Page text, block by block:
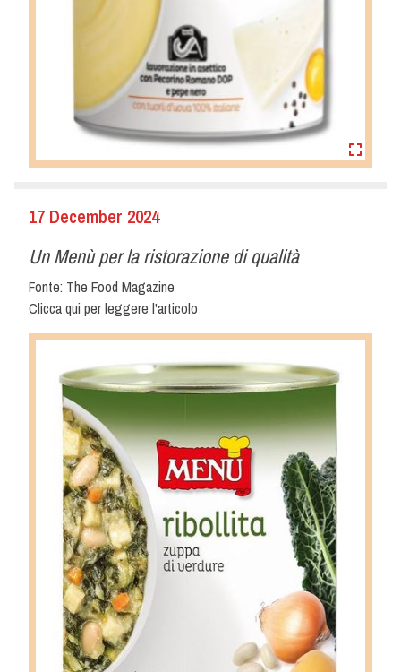
17 December 2024
Un Menù per la ristorazione di qualità
Fonte: The Food Magazine
Clicca qui per leggere l'articolo